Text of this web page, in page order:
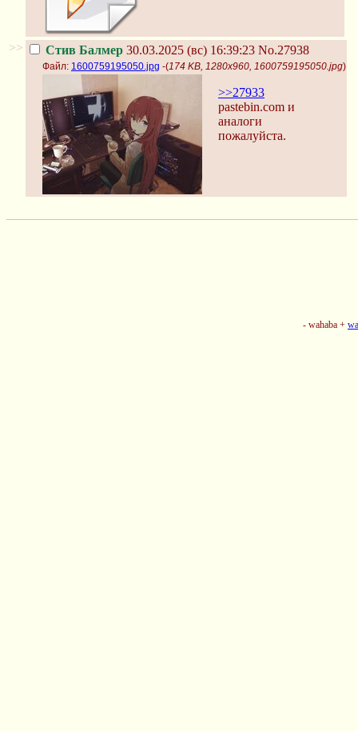
>> Стив Балмер 30.03.2025 (вс) 16:39:23 No.27938
Файл: 1600759195050.jpg -(174 KB, 1280x960, 1600759195050.jpg)
>>27933
pastebin.com и
аналоги
пожалуйста.
- wahaba +